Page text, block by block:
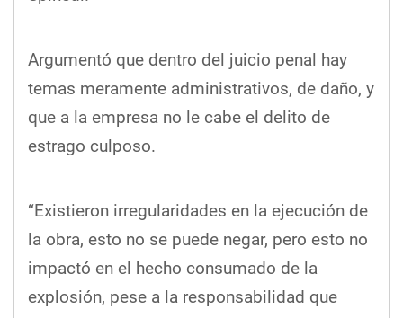
Argumentó que dentro del juicio penal hay
temas meramente administrativos, de daño, y
que a la empresa no le cabe el delito de
estrago culposo.
“Existieron irregularidades en la ejecución de
la obra, esto no se puede negar, pero esto no
impactó en el hecho consumado de la
explosión, pese a la responsabilidad que